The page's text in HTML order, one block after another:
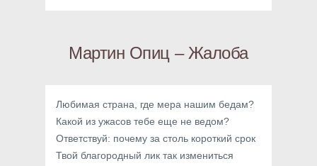
Мартин Опиц – Жалоба
Любимая страна, где мера нашим бедам?
Какой из ужасов тебе еще не ведом?
Ответствуй: почему за столь короткий срок
Твой благородный лик так измениться